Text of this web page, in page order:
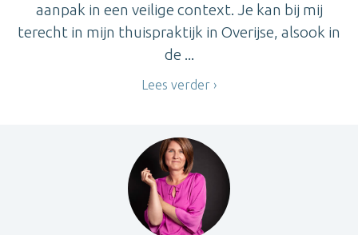
aanpak in een veilige context. Je kan bij mij
terecht in mijn thuispraktijk in Overijse, alsook in
de ...
Lees verder